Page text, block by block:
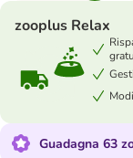
zooplus Relax
Guadagna 63